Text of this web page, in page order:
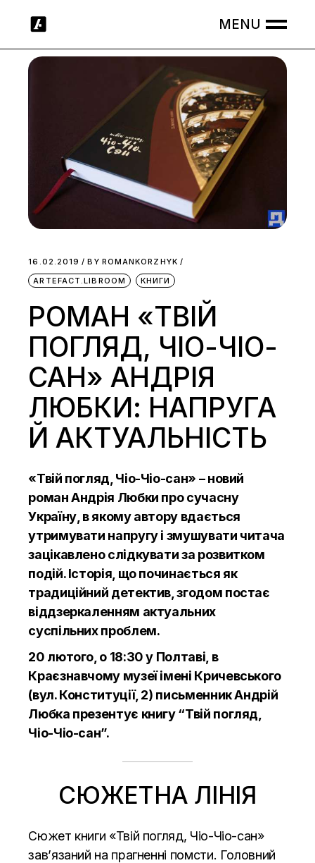
16.02.2019 BY ROMANKORZHYK
ARTEFACT.LIBROOM
КНИГИ
РОМАН «ТВІЙ
ПОГЛЯД, ЧІО-ЧІО-
САН» АНДРІЯ
ЛЮБКИ: НАПРУГА
Й АКТУАЛЬНІСТЬ
«Твій погляд, Чіо-Чіо-сан» – новий
роман Андрія Любки про сучасну
Україну, в якому автору вдається
утримувати напругу і змушувати читача
зацікавлено слідкувати за розвитком
подій. Історія, що починається як
традиційний детектив, згодом постає
віддзеркаленням актуальних
суспільних проблем.
20 лютого, о 18:30 у Полтаві, в
Краєзнавчому музеї імені Кричевського
(вул. Конституції, 2) письменник Андрій
Любка презентує книгу “Твій погляд,
Чіо-Чіо-сан”.
СЮЖЕТНА ЛІНІЯ
Сюжет книги «Твій погляд, Чіо-Чіо-сан»
зав’язаний на прагненні помсти. Головний